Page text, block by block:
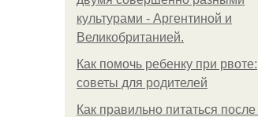
культурами - Аргентиной и
Великобританией.
Как помочь ребенку при рвоте:
советы для родителей
Как правильно питаться